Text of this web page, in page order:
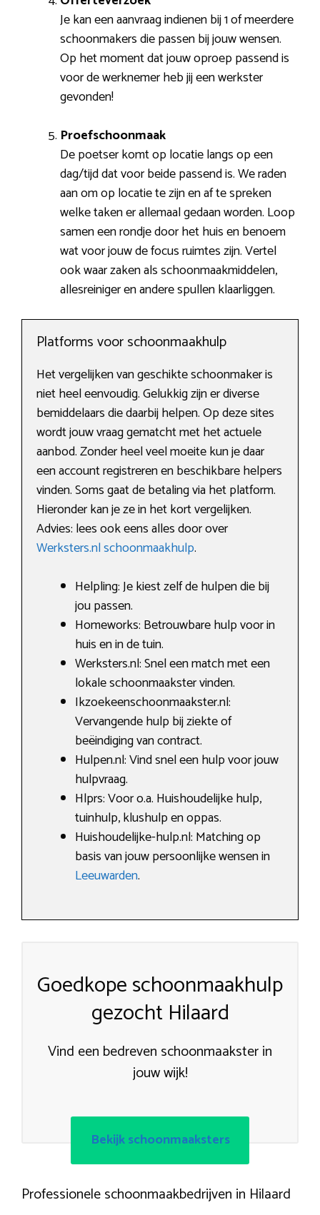
Je kan een aanvraag indienen bij 1 of meerdere
schoonmakers die passen bij jouw wensen.
Op het moment dat jouw oproep passend is
voor de werknemer heb jij een werkster
gevonden!
Proefschoonmaak
De poetser komt op locatie langs op een
dag/tijd dat voor beide passend is. We raden
aan om op locatie te zijn en af te spreken
welke taken er allemaal gedaan worden. Loop
samen een rondje door het huis en benoem
wat voor jouw de focus ruimtes zijn. Vertel
ook waar zaken als schoonmaakmiddelen,
allesreiniger en andere spullen klaarliggen.
Platforms voor schoonmaakhulp
Het vergelijken van geschikte schoonmaker is
niet heel eenvoudig. Gelukkig zijn er diverse
bemiddelaars die daarbij helpen. Op deze sites
wordt jouw vraag gematcht met het actuele
aanbod. Zonder heel veel moeite kun je daar
een account registreren en beschikbare helpers
vinden. Soms gaat de betaling via het platform.
Hieronder kan je ze in het kort vergelijken.
Advies: lees ook eens alles door over
Werksters.nl schoonmaakhulp.
Helpling: Je kiest zelf de hulpen die bij
jou passen.
Homeworks: Betrouwbare hulp voor in
huis en in de tuin.
Werksters.nl: Snel een match met een
lokale schoonmaakster vinden.
Ikzoekeenschoonmaakster.nl:
Vervangende hulp bij ziekte of
beëindiging van contract.
Hulpen.nl: Vind snel een hulp voor jouw
hulpvraag.
Hlprs: Voor o.a. Huishoudelijke hulp,
tuinhulp, klushulp en oppas.
Huishoudelijke-hulp.nl: Matching op
basis van jouw persoonlijke wensen in
Leeuwarden.
Goedkope schoonmaakhulp
gezocht Hilaard
Vind een bedreven schoonmaakster in
jouw wijk!
Bekijk schoonmaaksters
Professionele schoonmaakbedrijven in Hilaard